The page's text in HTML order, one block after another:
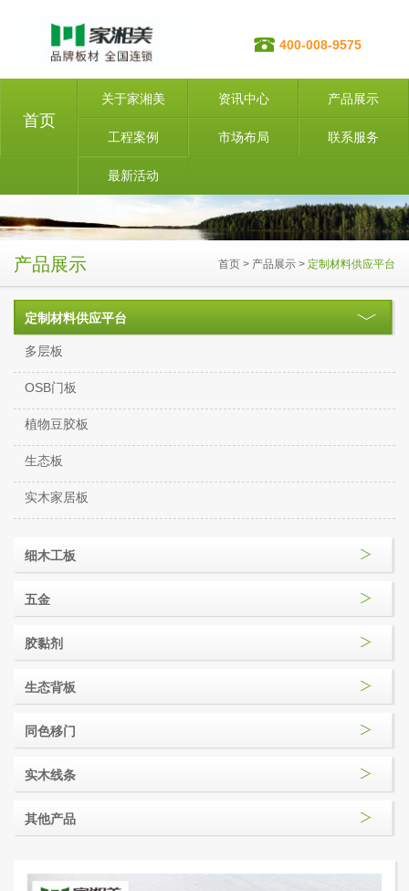
400-008-9575
首页
关于家湘美 资讯中心 产品展示
工程案例 市场布局 联系服务
最新活动
产品展示 首页 > 产品展示 > 定制材料供应平台
定制材料供应平台
多层板
OSB门板
植物豆胶板
生态板
实木家居板
细木工板
五金
胶黏剂
生态背板
同色移门
实木线条
其他产品